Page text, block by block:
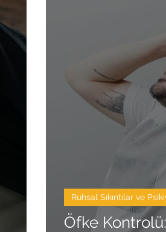
Öfke
Ruhsal Sıkıntılar ve